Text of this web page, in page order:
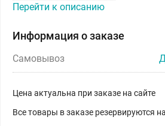
Перейти к описанию
Информация о заказе
Самовывоз
Цена актуальна при заказе на сайте
Все товары в заказе резервируются